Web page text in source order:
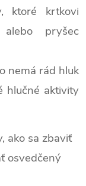
ktoré krtkovi
pryšec
nemá rád hluk
hlučné aktivity
ako sa zbaviť
osvedčený